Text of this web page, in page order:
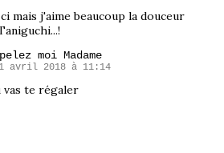
mais j'aime beaucoup la douceur
moi Madame
avril 2018 à 11:14
vas te régaler